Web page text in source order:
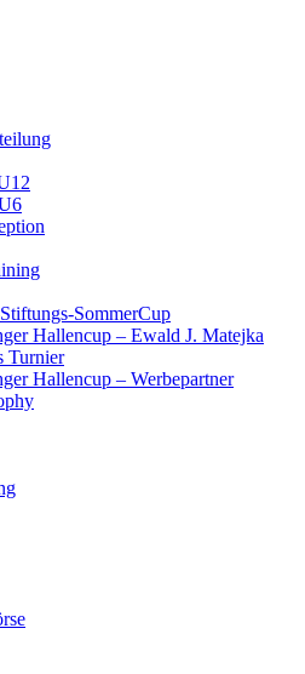
SommerCup
Hallencup – Ewald J. Matejka
Turnier
Hallencup – Werbepartner